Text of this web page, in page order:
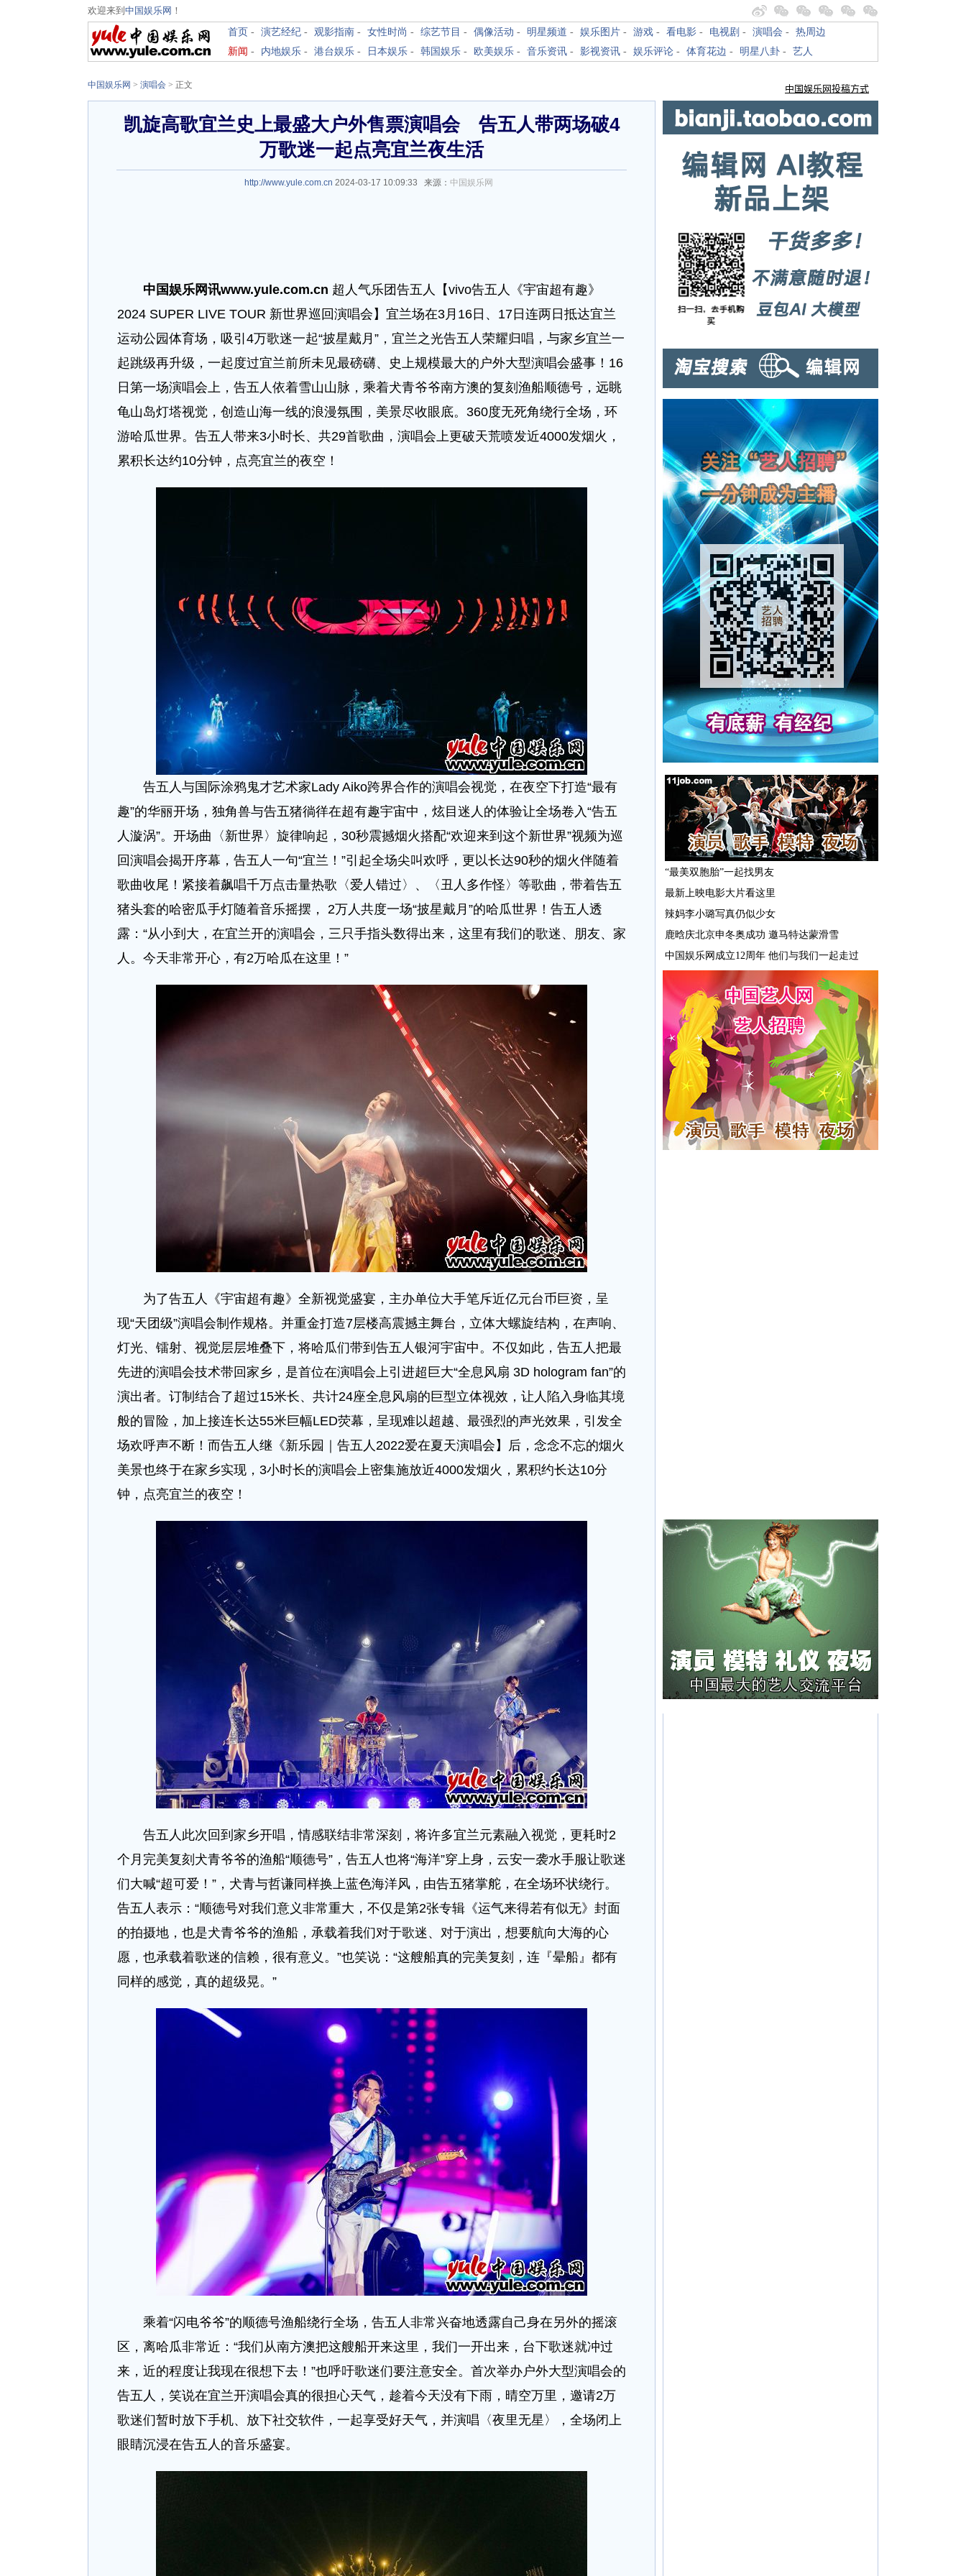
欢迎来到 中国娱乐网 ！
首页 - 演艺经纪 - 观影指南 - 女性时尚 - 综艺节目 - 偶像活动 - 明星频道 - 娱乐图片 - 游戏 - 看电影 - 电视剧 - 演唱会 - 热周边
新闻 - 内地娱乐 - 港台娱乐 - 日本娱乐 - 韩国娱乐 - 欧美娱乐 - 音乐资讯 - 影视资讯 - 娱乐评论 - 体育花边 - 明星八卦 - 艺人
中国娱乐网 > 演唱会 > 正文
凯旋高歌宜兰史上最盛大户外售票演唱会 告五人带两场破4
万歌迷一起点亮宜兰夜生活
http://www.yule.com.cn 2024-03-17 10:09:33 来源： 中国娱乐网
中国娱乐网讯www.yule.com.cn 超人气乐团告五人【vivo告五人《宇宙超有趣》
2024 SUPER LIVE TOUR 新世界巡回演唱会】宜兰场在3月16日、17日连两日抵达宜兰
运动公园体育场，吸引4万歌迷一起“披星戴月”，宜兰之光告五人荣耀归唱，与家乡宜兰一
起跳级再升级，一起度过宜兰前所未见最磅礴、史上规模最大的户外大型演唱会盛事！16
日第一场演唱会上，告五人依着雪山山脉，乘着犬青爷爷南方澳的复刻渔船顺德号，远眺
龟山岛灯塔视觉，创造山海一线的浪漫氛围，美景尽收眼底。360度无死角绕行全场，环
游哈瓜世界。告五人带来3小时长、共29首歌曲，演唱会上更破天荒喷发近4000发烟火，
累积长达约10分钟，点亮宜兰的夜空！
告五人与国际涂鸦鬼才艺术家Lady Aiko跨界合作的演唱会视觉，在夜空下打造“最有
趣”的华丽开场，独角兽与告五猪徜徉在超有趣宇宙中，炫目迷人的体验让全场卷入“告五
人漩涡”。开场曲〈新世界〉旋律响起，30秒震撼烟火搭配“欢迎来到这个新世界”视频为巡
回演唱会揭开序幕，告五人一句“宜兰！”引起全场尖叫欢呼，更以长达90秒的烟火伴随着
歌曲收尾！紧接着飙唱千万点击量热歌〈爱人错过〉、〈丑人多作怪〉等歌曲，带着告五
猪头套的哈密瓜手灯随着音乐摇摆， 2万人共度一场“披星戴月”的哈瓜世界！告五人透
露：“从小到大，在宜兰开的演唱会，三只手指头数得出来，这里有我们的歌迷、朋友、家
人。今天非常开心，有2万哈瓜在这里！”
为了告五人《宇宙超有趣》全新视觉盛宴，主办单位大手笔斥近亿元台币巨资，呈
现“天团级”演唱会制作规格。并重金打造7层楼高震撼主舞台，立体大螺旋结构，在声响、
灯光、镭射、视觉层层堆叠下，将哈瓜们带到告五人银河宇宙中。不仅如此，告五人把最
先进的演唱会技术带回家乡，是首位在演唱会上引进超巨大“全息风扇 3D hologram fan”的
演出者。订制结合了超过15米长、共计24座全息风扇的巨型立体视效，让人陷入身临其境
般的冒险，加上接连长达55米巨幅LED荧幕，呈现难以超越、最强烈的声光效果，引发全
场欢呼声不断！而告五人继《新乐园｜告五人2022爱在夏天演唱会】后，念念不忘的烟火
美景也终于在家乡实现，3小时长的演唱会上密集施放近4000发烟火，累积约长达10分
钟，点亮宜兰的夜空！
告五人此次回到家乡开唱，情感联结非常深刻，将许多宜兰元素融入视觉，更耗时2
个月完美复刻犬青爷爷的渔船“顺德号”，告五人也将“海洋”穿上身，云安一袭水手服让歌迷
们大喊“超可爱！”，犬青与哲谦同样换上蓝色海洋风，由告五猪掌舵，在全场环状绕行。
告五人表示：“顺德号对我们意义非常重大，不仅是第2张专辑《运气来得若有似无》封面
的拍摄地，也是犬青爷爷的渔船，承载着我们对于歌迷、对于演出，想要航向大海的心
愿，也承载着歌迷的信赖，很有意义。”也笑说：“这艘船真的完美复刻，连『晕船』都有
同样的感觉，真的超级晃。”
乘着“闪电爷爷”的顺德号渔船绕行全场，告五人非常兴奋地透露自己身在另外的摇滚
区，离哈瓜非常近：“我们从南方澳把这艘船开来这里，我们一开出来，台下歌迷就冲过
来，近的程度让我现在很想下去！”也呼吁歌迷们要注意安全。首次举办户外大型演唱会的
告五人，笑说在宜兰开演唱会真的很担心天气，趁着今天没有下雨，晴空万里，邀请2万
歌迷们暂时放下手机、放下社交软件，一起享受好天气，并演唱〈夜里无星〉，全场闭上
眼睛沉浸在告五人的音乐盛宴。